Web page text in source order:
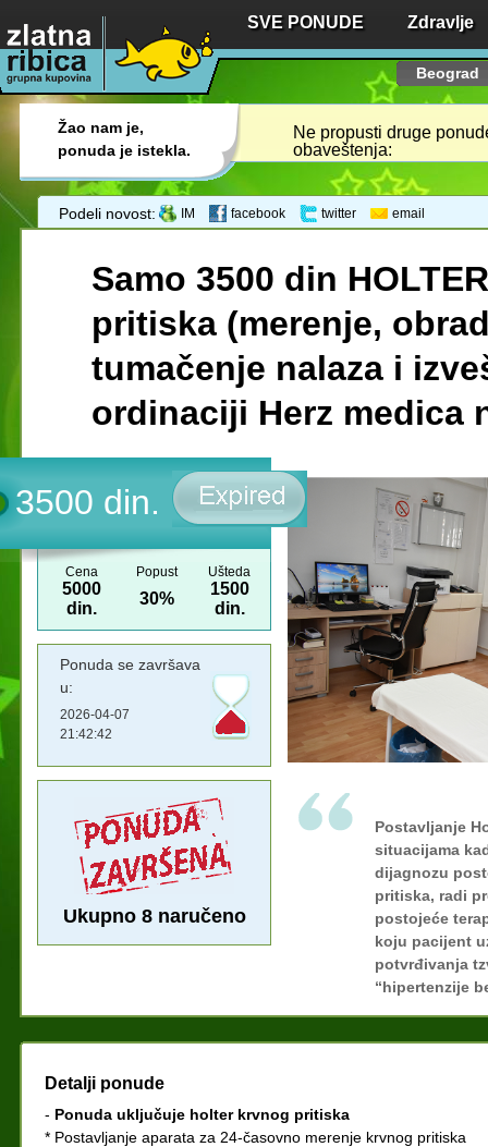
Beograd
SVE PONUDE Zdravlje
Žao nam je,
ponuda je istekla.
Ne propusti druge
obaveštenja:
Podeli novost: IM facebook twitter email
Samo 3500 din
pritiska (merenje,
tumačenje nalaza i
ordinaciji Herz medica
3500 din.
Cena Popust Ušteda
5000
din.
30%
1500
din.
Ponuda se završava
u:
2026-04-07
21:42:42
Ukupno 8naručeno
Postavljanje
situacijama
dijagnozu
pritiska, radi
postojeće
koju pacijent
potvrđivanja
“hipertenzije
Detalji ponude
- Ponuda uključuje holter krvnog pritiska
* Postavljanje aparata za 24-časovno merenje krvnog pritiska